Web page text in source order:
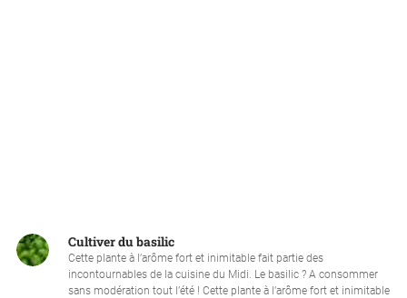
Cultiver du basilic
Cette plante à l’arôme fort et inimitable fait partie des
incontournables de la cuisine du Midi. Le basilic ? A consommer
sans modération tout l’été ! Cette plante à l’arôme fort et inimitable